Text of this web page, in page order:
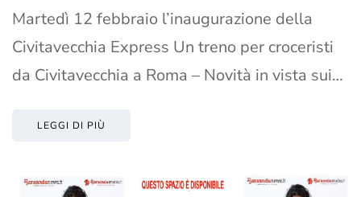
Martedì 12 febbraio l’inaugurazione della
Civitavecchia Express Un treno per croceristi
da Civitavecchia a Roma – Novità in vista sui…
LEGGI DI PIÙ